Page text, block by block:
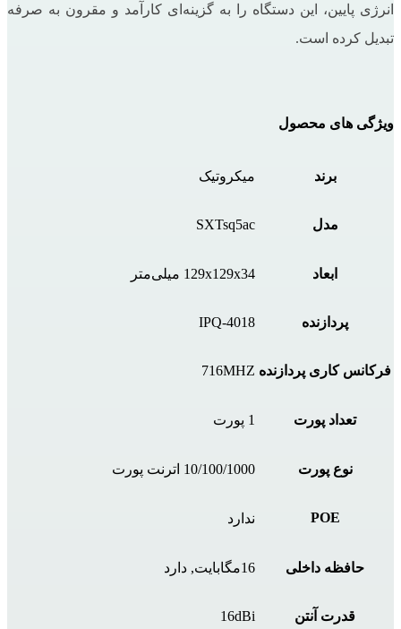
انرژی پایین، این دستگاه را به گزینه‌ای کارآمد و مقرون به صرفه
تبدیل کرده است.
ویژگی های محصول
برند میکروتیک
مدل SXTsq5ac
ابعاد 129x129x34 میلی‌متر
پردازنده IPQ-4018
فرکانس کاری پردازنده 716MHZ
تعداد پورت‌ 1 پورت
نوع پورت 10/100/1000 اترنت پورت
POE ندارد
حافظه داخلی 16مگابایت, دارد
قدرت آنتن 16dBi